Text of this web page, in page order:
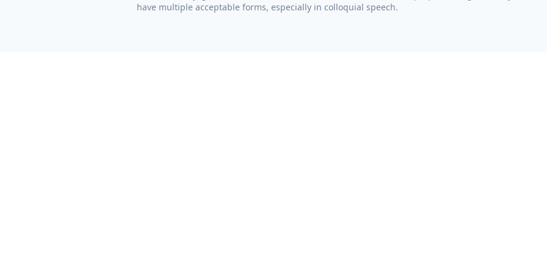
have multiple acceptable forms, especially in colloquial speech.